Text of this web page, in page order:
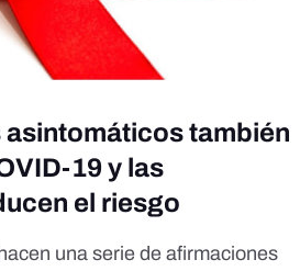
también
19 y las
el riesgo
una serie de afirmaciones